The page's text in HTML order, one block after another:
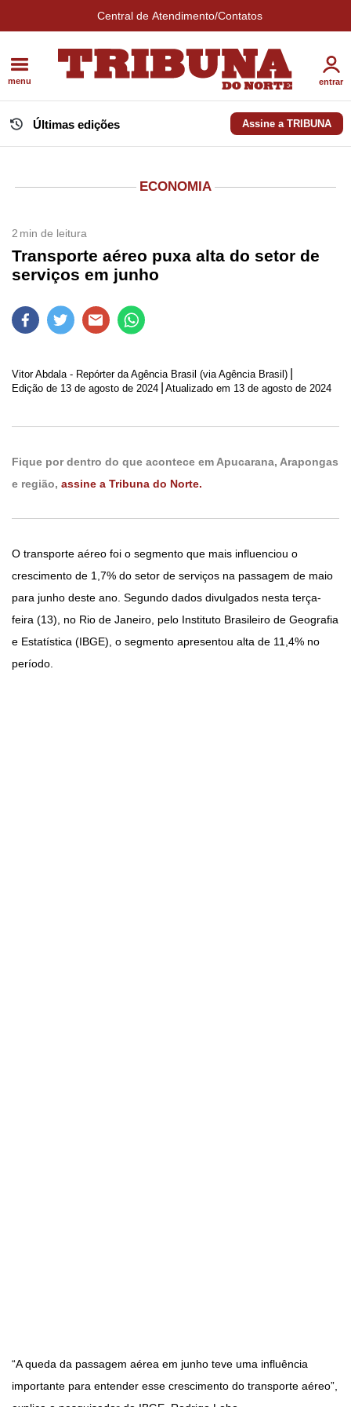
Central de Atendimento/Contatos
menu entrar
Últimas edições Assine a TRIBUNA
ECONOMIA
2 min de leitura
Transporte aéreo puxa alta do setor de
serviços em junho
Vitor Abdala - Repórter da Agência Brasil (via Agência Brasil)
Edição de 13 de agosto de 2024 Atualizado em 13 de agosto de 2024
Fique por dentro do que acontece em Apucarana, Arapongas
e região, assine a Tribuna do Norte.
O transporte aéreo foi o segmento que mais influenciou o
crescimento de 1,7% do setor de serviços na passagem de maio
para junho deste ano. Segundo dados divulgados nesta terça-
feira (13), no Rio de Janeiro, pelo Instituto Brasileiro de Geografia
e Estatística (IBGE), o segmento apresentou alta de 11,4% no
período.
“A queda da passagem aérea em junho teve uma influência
importante para entender esse crescimento do transporte aéreo”,